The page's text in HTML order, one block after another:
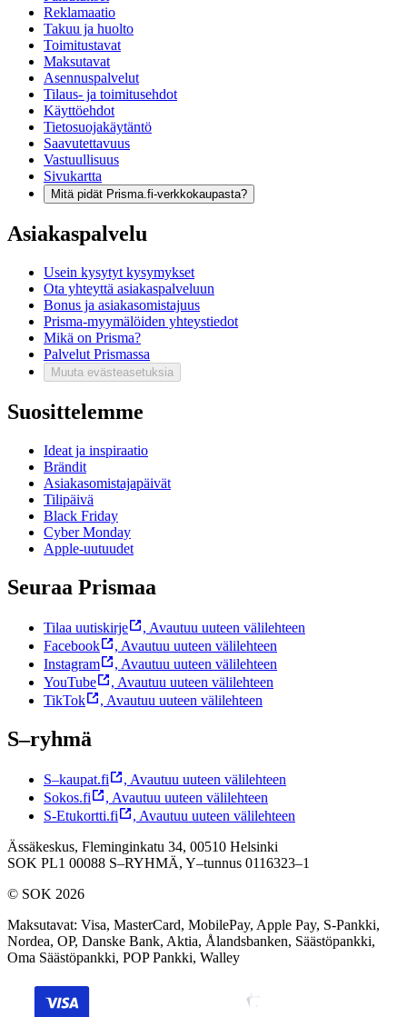
Reklamaatio
Takuu ja huolto
Toimitustavat
Maksutavat
Asennuspalvelut
Tilaus- ja toimitusehdot
Käyttöehdot
Tietosuojakäytäntö
Saavutettavuus
Vastuullisuus
Sivukartta
Mitä pidät Prisma.fi-verkkokaupasta?
Asiakaspalvelu
Usein kysytyt kysymykset
Ota yhteyttä asiakaspalveluun
Bonus ja asiakasomistajuus
Prisma-myymälöiden yhteystiedot
Mikä on Prisma?
Palvelut Prismassa
Muuta evästeasetuksia
Suosittelemme
Ideat ja inspiraatio
Brändit
Asiakasomistajapäivät
Tilipäivä
Black Friday
Cyber Monday
Apple-uutuudet
Seuraa Prismaa
Tilaa uutiskirje , Avautuu uuteen välilehteen
Facebook
, Avautuu uuteen välilehteen
Instagram
, Avautuu uuteen välilehteen
YouTube
, Avautuu uuteen välilehteen
TikTok
, Avautuu uuteen välilehteen
S–ryhmä
S–kaupat.fi , Avautuu uuteen välilehteen
Sokos.fi
, Avautuu uuteen välilehteen
S-Etukortti.fi
, Avautuu uuteen välilehteen
Ässäkeskus, Fleminginkatu 34, 00510 Helsinki
SOK PL1 00088 S–RYHMÄ, Y–tunnus 0116323–1
© SOK 2026
Maksutavat: Visa, MasterCard, MobilePay, Apple Pay, S-Pankki,
Nordea, OP, Danske Bank, Aktia, Ålandsbanken, Säästöpankki,
Oma Säästöpankki, POP Pankki, Walley